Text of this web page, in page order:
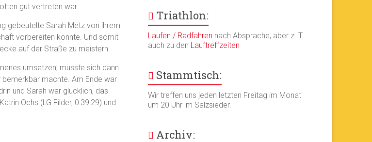
gut vertreten war.
gebeutelte Sarah Metz von ihrem
vorbereiten konnte. Und somit
auf der Straße zu meistern.
umsetzen, musste sich dann
machte. Am Ende war
und Sarah war glücklich, das
Ochs (LG Filder, 0:39:29) und
Triathlon:
Laufen / Radfahren nach Absprache, aber z. T.
auch zu den Lauftreffzeiten
Stammtisch:
Wir treffen uns jeden letzten Freitag im Monat
um 20 Uhr im Salzsieder.
Archiv: